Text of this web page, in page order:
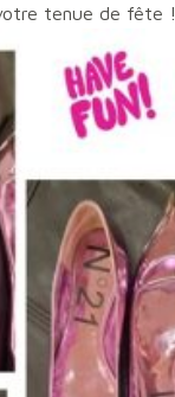
tenue de fête !